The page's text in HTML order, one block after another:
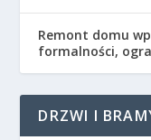
Remont domu
formalności,
DRZWI I